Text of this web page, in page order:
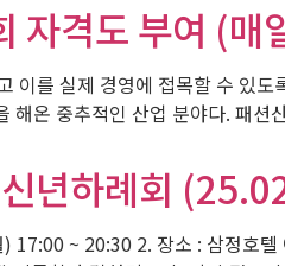
자격도 부여 (매
를 실제 경영에 접목할 수 있
온 중추적인 산업 분야다. 패
년하례회
~ 20:30 2. 장소 : 삼정호